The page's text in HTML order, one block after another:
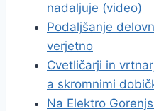
nadaljuje (video)
Podaljšanje
verjetno
Cvetličarji in
a skromnimi
Na Elektro